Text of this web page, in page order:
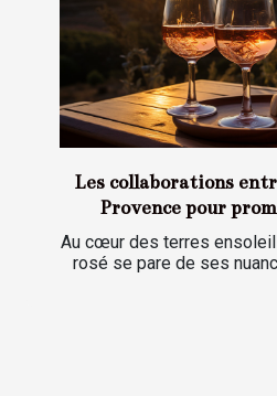
Les collaborations
Provence pour
Au cœur des terres
rosé se pare de ses